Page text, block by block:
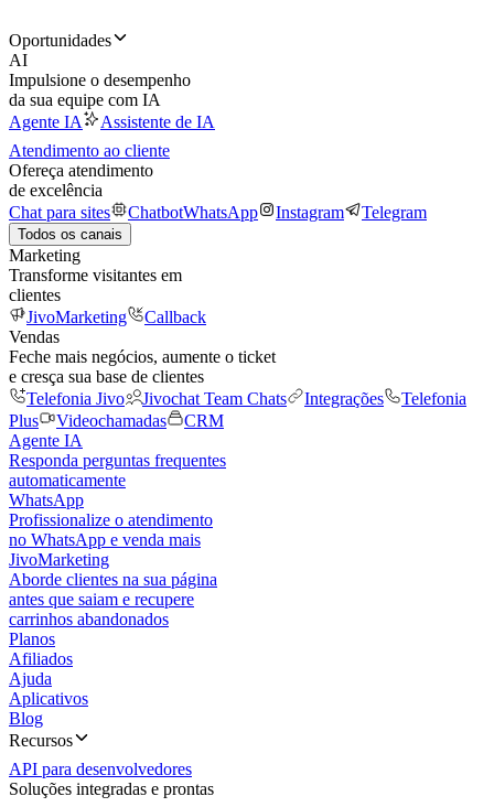
Oportunidades
AI
Impulsione o desempenho
da sua equipe com IA
Agente IA
Assistente de IA
Atendimento ao cliente
Ofereça atendimento
de excelência
Chat para sites
ChatbotWhatsApp Instagram Telegram
Todos os canais
Marketing
Transforme visitantes em
clientes
JivoMarketing
Callback
Vendas
Feche mais negócios, aumente o ticket
e cresça sua base de clientes
Telefonia Jivo
Jivochat Team Chats Integrações
Telefonia
Plus
Videochamadas
CRM
Agente IA
Responda perguntas frequentes
automaticamente
WhatsApp
Profissionalize o atendimento
no WhatsApp e venda mais
JivoMarketing
Aborde clientes na sua página
antes que saiam e recupere
carrinhos abandonados
Planos
Afiliados
Ajuda
Aplicativos
Blog
Recursos
API para desenvolvedores
Soluções integradas e prontas